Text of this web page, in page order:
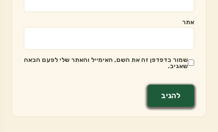
אתר
שמור בדפדפן זה את השם, האימייל והאתר שלי לפעם הבאה
שאגיב.